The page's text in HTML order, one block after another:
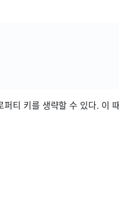
티 키를 생략할 수 있다. 이